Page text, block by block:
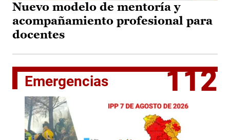
Nuevo modelo de mentoría y
acompañamiento profesional para
docentes
Emergencias 112